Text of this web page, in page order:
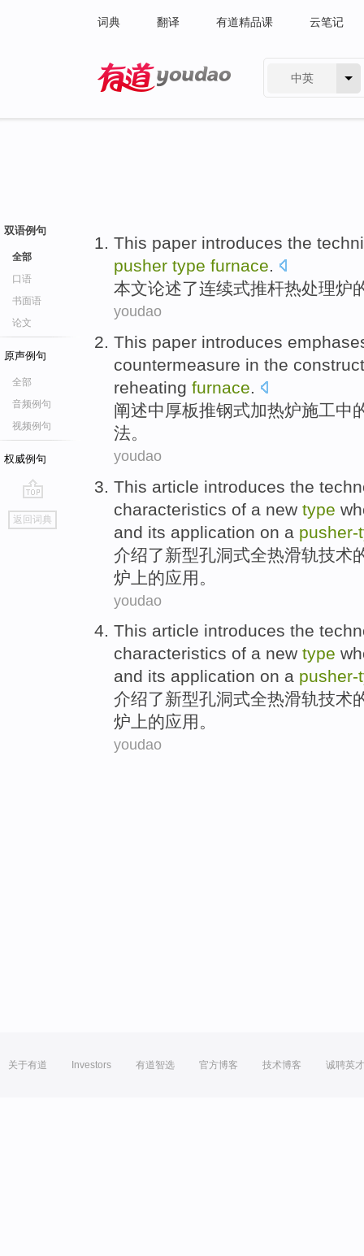
词典 翻译 有道精品课 云笔记
中英
双语例句
全部
口语
书面语
论文
原声例句
全部
音频例句
视频例句
权威例句
go
top
返回词典
This paper introduces the
pusher type furnace.
本文论述了连续式推杆热处理炉
youdao
This paper introduces
countermeasure in the
reheating furnace.
阐述中厚板推钢式加热炉施工中
法。
youdao
This article introduces the
characteristics of a new type
and its application on a pusher-
介绍了新型孔洞式全热滑轨技术
炉上的应用 。
youdao
This article introduces the
characteristics of a new type
and its application on a pusher-
介绍了新型孔洞式全热滑轨技术
炉上的应用 。
youdao
关于有道 Investors 有道智选 官方博客 技术博客 诚聘英才